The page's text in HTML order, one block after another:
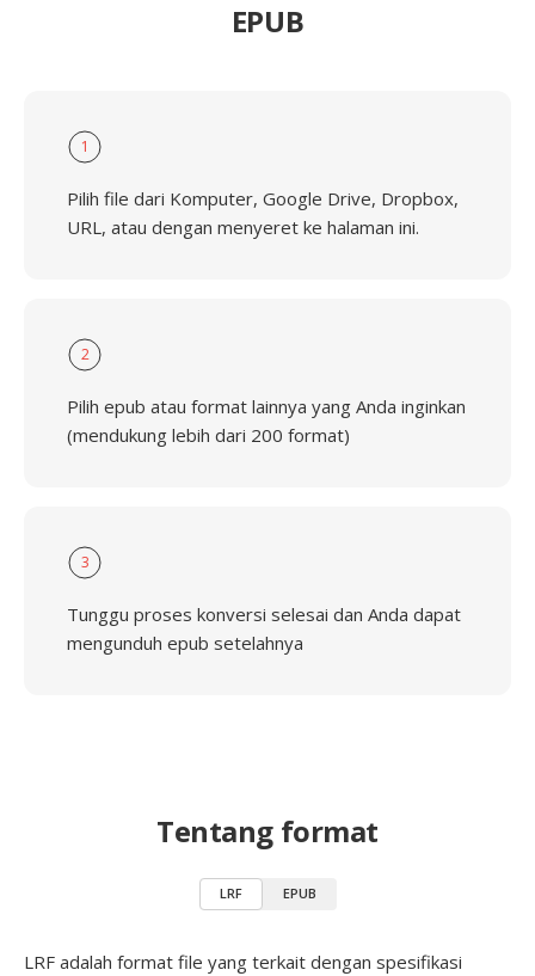
EPUB
1
Pilih file dari Komputer, Google Drive, Dropbox,
URL, atau dengan menyeret ke halaman ini.
2
Pilih epub atau format lainnya yang Anda inginkan
(mendukung lebih dari 200 format)
3
Tunggu proses konversi selesai dan Anda dapat
mengunduh epub setelahnya
Tentang format
LRF EPUB
LRF adalah format file yang terkait dengan spesifikasi